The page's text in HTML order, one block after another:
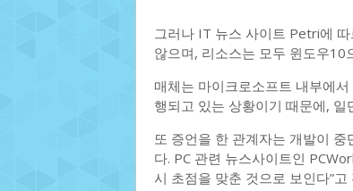
그러나 IT 뉴스 사이트 Petri에
않으며, 리소스는 모두 윈도우10
매체는 마이크로소프트 내부에
행되고 있는 상황이기 때문에,
또 증언을 한 관계자는 개발이
다. PC 관련 뉴스사이트인
시 초점을 맞춘 것으로 보인다”고